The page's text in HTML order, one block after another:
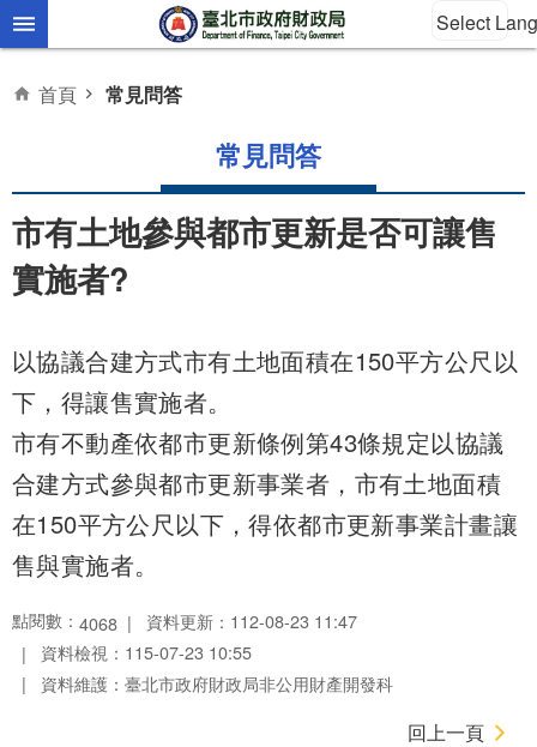
跳到主要內容區塊 Select
首頁 常見問答
常見問答
市有土地參與都市更新是否可讓售
實施者?
以協議合建方式市有土地面積在150平方公尺以
下，得讓售實施者。
市有不動產依都市更新條例第43條規定以協議
合建方式參與都市更新事業者，市有土地面積
在150平方公尺以下，得依都市更新事業計畫讓
售與實施者。
點閱數： 4068
資料更新：112-08-23 11:47
資料檢視：115-07-23 10:55
資料維護：臺北市政府財政局非公用財產開發科
回上一頁